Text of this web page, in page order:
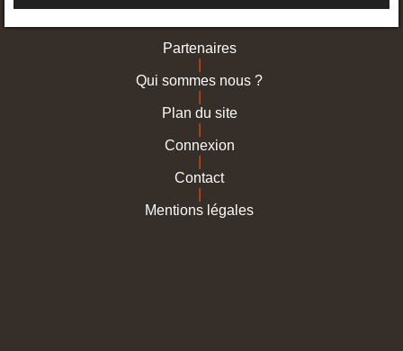
Partenaires
Qui sommes nous ?
Plan du site
Connexion
Contact
Mentions légales